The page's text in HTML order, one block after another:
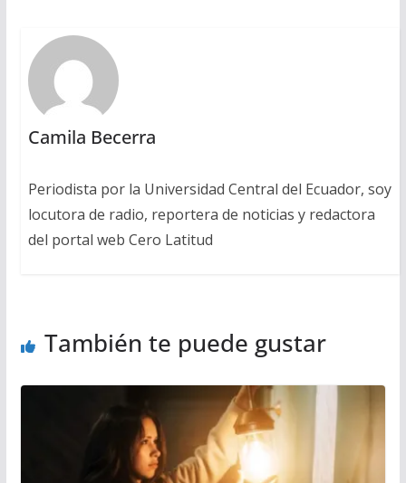
Camila Becerra
Periodista por la Universidad Central del Ecuador, soy
locutora de radio, reportera de noticias y redactora
del portal web Cero Latitud
También te puede gustar